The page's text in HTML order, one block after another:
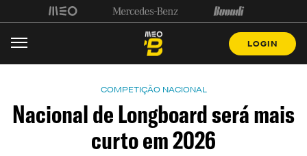
LOGIN
COMPETIÇÃO NACIONAL
Nacional de Longboard será mais
curto em 2026